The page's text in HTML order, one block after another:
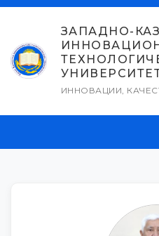
Перейти
содержимому
ЗАПАДНО-
ИННОВАЦИИ,